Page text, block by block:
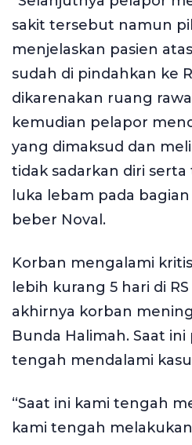
sakit tersebut namun
menjelaskan pasien
sudah di pindahkan ke
dikarenakan ruang
kemudian pelapor
yang dimaksud dan
tidak sadarkan diri
luka lebam pada
beber Noval.
Korban mengalami
lebih kurang 5 hari di
akhirnya korban
Bunda Halimah. Saat ini
tengah mendalami
“Saat ini kami tengah
kami tengah